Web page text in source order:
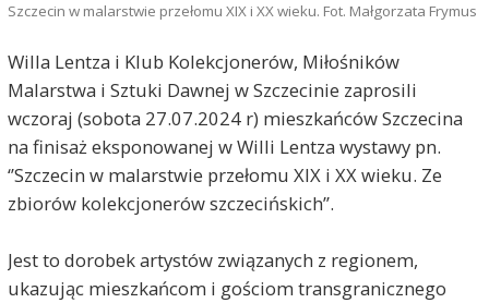
Szczecin w malarstwie przełomu XIX i XX wieku. Fot. Małgorzata Frymus
Willa Lentza i Klub Kolekcjonerów, Miłośników
Malarstwa i Sztuki Dawnej w Szczecinie zaprosili
wczoraj (sobota 27.07.2024 r) mieszkańców Szczecina
na finisaż eksponowanej w Willi Lentza wystawy pn.
‘’Szczecin w malarstwie przełomu XIX i XX wieku. Ze
zbiorów kolekcjonerów szczecińskich’’.
Jest to dorobek artystów związanych z regionem,
ukazując mieszkańcom i gościom transgranicznego